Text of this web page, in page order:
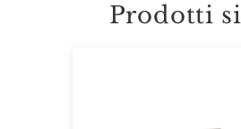
Prodotti